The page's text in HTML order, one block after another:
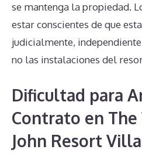
se mantenga la propiedad.
estar conscientes de que
judicialmente,
no las instalaciones del
Dificultad para
Contrato en The
John Resort